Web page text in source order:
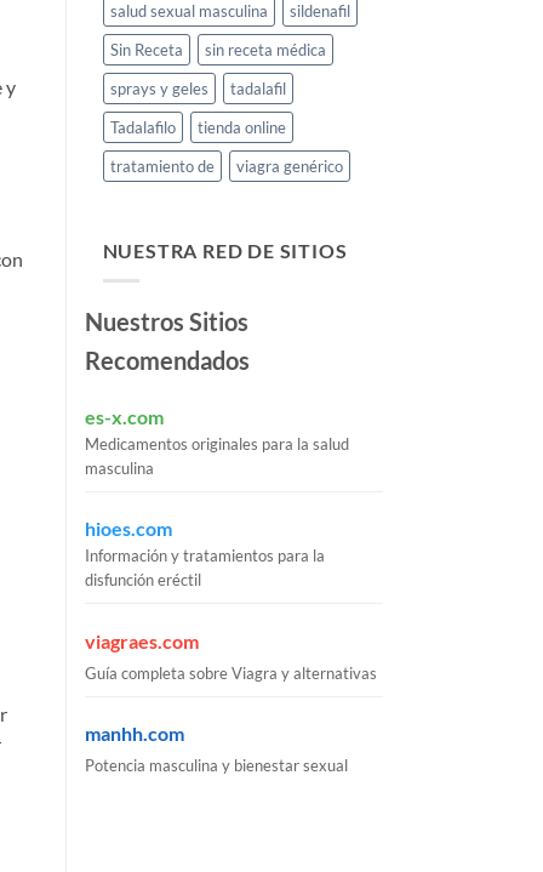
y
salud sexual masculina
sildenafil
Sin Receta
sin receta médica
sprays y geles
tadalafil
Tadalafilo
tienda online
tratamiento de
viagra genérico
NUESTRA RED DE SITIOS
Nuestros Sitios
Recomendados
es-x.com
Medicamentos originales para la salud
masculina
hioes.com
Información y tratamientos para la
disfunción eréctil
viagraes.com
Guía completa sobre Viagra y alternativas
manhh.com
Potencia masculina y bienestar sexual